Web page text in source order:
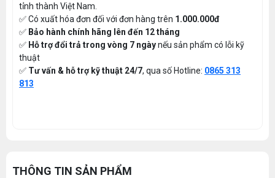
tỉnh thành Việt Nam.
✅ Có xuất hóa đơn đối với đơn hàng trên 1.000.000đ
✅ Bảo hành chính hãng lên đến 12 tháng
✅ Hỗ trợ đổi trả trong vòng 7 ngàynếu sản phẩm có lỗi kỹ
thuật
✅ Tư vấn & hỗ trợ kỹ thuật 24/7, qua số Hotline: 0865 313
813
THÔNG TIN SẢN PHẨM